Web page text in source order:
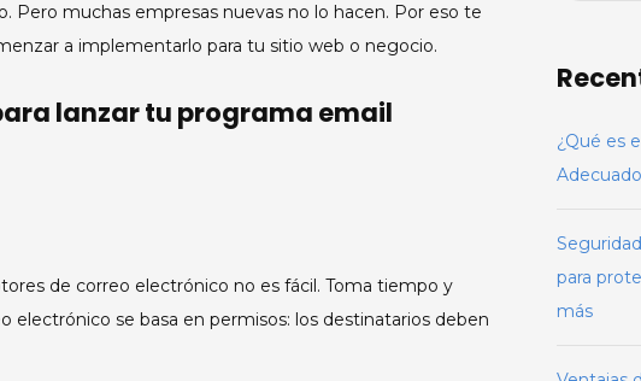
Pero muchas empresas nuevas no lo hacen. Por eso te
a implementarlo para tu sitio web o negocio.
lanzar tu programa email
de correo electrónico no es fácil. Toma tiempo y
electrónico se basa en permisos: los destinatarios deben
¿Qué es
para
más